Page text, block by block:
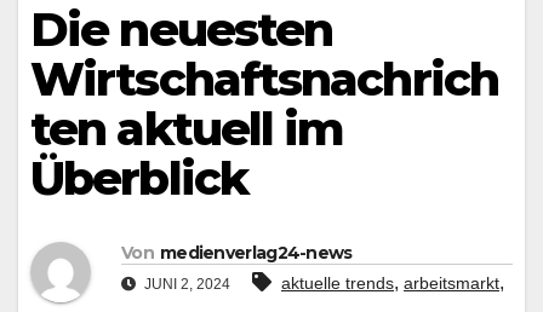
Die neuesten
Wirtschaftsnachrich
ten aktuell im
Überblick
Von medienverlag24-news
JUNI 2, 2024 aktuelle trends, arbeitsmarkt,